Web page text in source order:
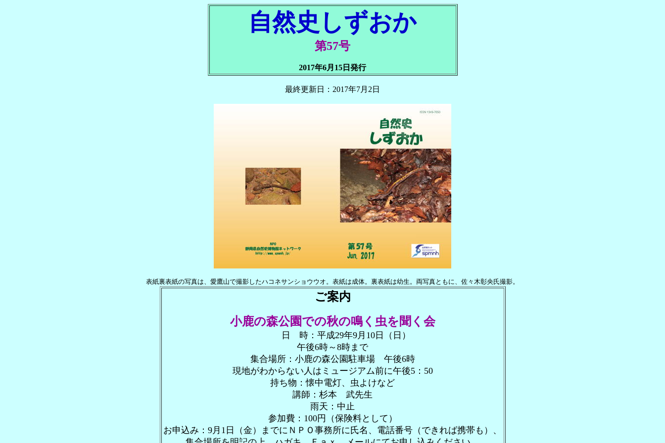
自然史しずおか
第57号
2017年6月15日発行
最終更新日：2017年7月2日
表紙裏表紙の写真は、愛鷹山で撮影したハコネサンショウウオ。表紙は成体。裏表紙は幼生。両写真ともに、佐々木彰央氏撮影。
ご案内
小鹿の森公園での秋の鳴く虫を聞く会
日 時：平成29年9月10日（日）
午後6時～8時まで
集合場所：小鹿の森公園駐車場 午後6時
現地がわからない人はミュージアム前に午後5：50
持ち物：懐中電灯、虫よけなど
講師：杉本 武先生
雨天：中止
参加費：100円（保険料として）
お申込み：9月1日（金）までにＮＰＯ事務所に氏名、電話番号（できれば携帯も）、